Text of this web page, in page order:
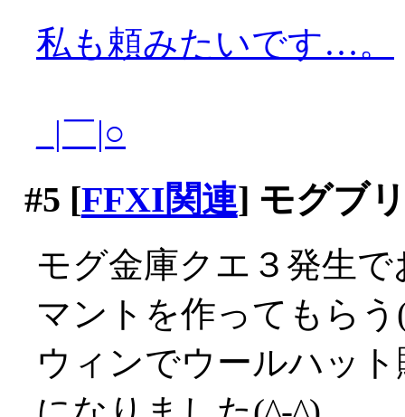
私も頼みたいです…。
_|￣|○
#5 [FFXI関連] モグブ
モグ金庫クエ３発生
マントを作ってもらう
ウィンでウールハッ